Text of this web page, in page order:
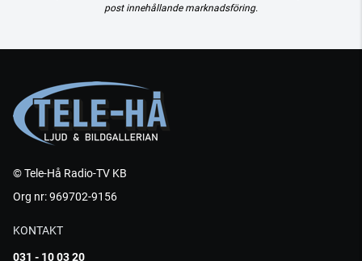
post innehållande marknadsföring.
© Tele-Hå Radio-TV KB
Org nr: 969702-9156
KONTAKT
031 - 10 03 20